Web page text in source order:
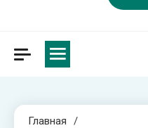
Главная